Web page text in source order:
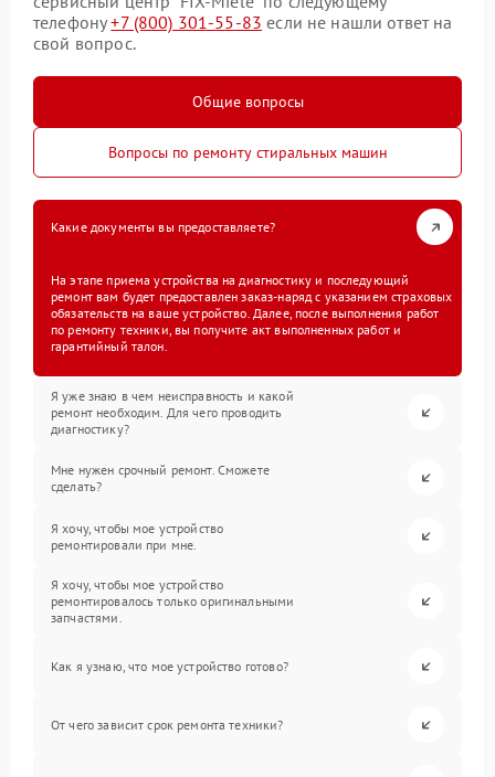
телефону+7 (800) 301-55-83 если не нашли ответ на
свой вопрос.
Общие вопросы
Вопросы по ремонту стиральных машин
Какие документы вы предоставляете?
На этапе приема устройства на диагностику и последующий
ремонт вам будет предоставлен заказ-наряд с указанием страховых
обязательств на ваше устройство. Далее, после выполнения работ
по ремонту техники, вы получите акт выполненных работ и
гарантийный талон.
Я уже знаю в чем неисправность и какой
ремонт необходим. Для чего проводить
диагностику?
Мне нужен срочный ремонт. Сможете
сделать?
Я хочу, чтобы мое устройство
ремонтировали при мне.
Я хочу, чтобы мое устройство
ремонтировалось только оригинальными
запчастями.
Как я узнаю, что мое устройство готово?
От чего зависит срок ремонта техники?